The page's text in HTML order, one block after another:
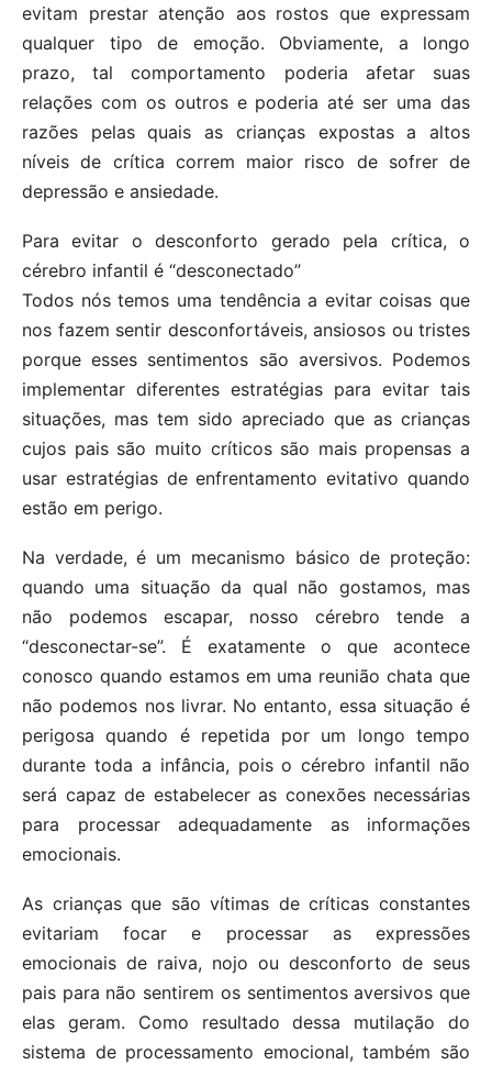
evitam prestar atenção aos rostos que expressam
qualquer tipo de emoção. Obviamente, a longo
prazo, tal comportamento poderia afetar suas
relações com os outros e poderia até ser uma das
razões pelas quais as crianças expostas a altos
níveis de crítica correm maior risco de sofrer de
depressão e ansiedade.
Para evitar o desconforto gerado pela crítica, o
cérebro infantil é “desconectado”
Todos nós temos uma tendência a evitar coisas que
nos fazem sentir desconfortáveis, ansiosos ou tristes
porque esses sentimentos são aversivos. Podemos
implementar diferentes estratégias para evitar tais
situações, mas tem sido apreciado que as crianças
cujos pais são muito críticos são mais propensas a
usar estratégias de enfrentamento evitativo quando
estão em perigo.
Na verdade, é um mecanismo básico de proteção:
quando uma situação da qual não gostamos, mas
não podemos escapar, nosso cérebro tende a
“desconectar-se”. É exatamente o que acontece
conosco quando estamos em uma reunião chata que
não podemos nos livrar. No entanto, essa situação é
perigosa quando é repetida por um longo tempo
durante toda a infância, pois o cérebro infantil não
será capaz de estabelecer as conexões necessárias
para processar adequadamente as informações
emocionais.
As crianças que são vítimas de críticas constantes
evitariam focar e processar as expressões
emocionais de raiva, nojo ou desconforto de seus
pais para não sentirem os sentimentos aversivos que
elas geram. Como resultado dessa mutilação do
sistema de processamento emocional, também são